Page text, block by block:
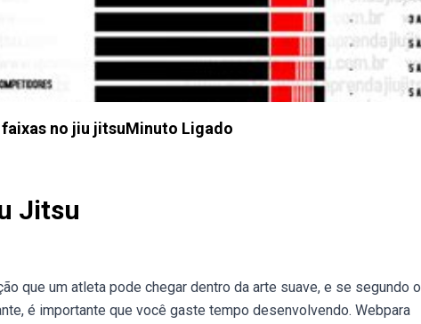
faixas no jiu jitsuMinuto Ligado
Jitsu
que um atleta pode chegar dentro da arte suave, e se segundo o
é importante que você gaste tempo desenvolvendo. Webpara